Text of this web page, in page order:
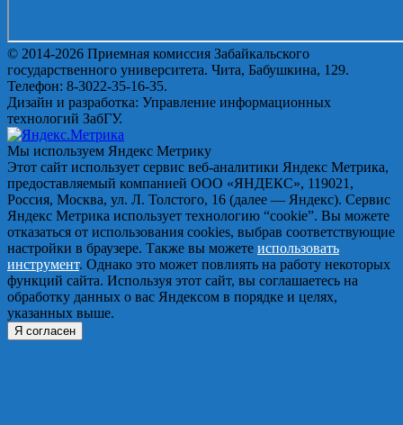
© 2014-2026 Приемная комиссия Забайкальского
государственного университета. Чита, Бабушкина, 129.
Телефон: 8-3022-35-16-35.
Дизайн и разработка: Управление информационных
технологий ЗабГУ.
Мы используем Яндекс Метрику
Этот сайт использует сервис веб-аналитики Яндекс Метрика,
предоставляемый компанией ООО «ЯНДЕКС», 119021,
Россия, Москва, ул. Л. Толстого, 16 (далее — Яндекс). Сервис
Яндекс Метрика использует технологию “cookie”. Вы можете
отказаться от использования cookies, выбрав соответствующие
настройки в браузере. Также вы можете использовать
инструмент. Однако это может повлиять на работу некоторых
функций сайта. Используя этот сайт, вы соглашаетесь на
обработку данных о вас Яндексом в порядке и целях,
указанных выше.
Я согласен